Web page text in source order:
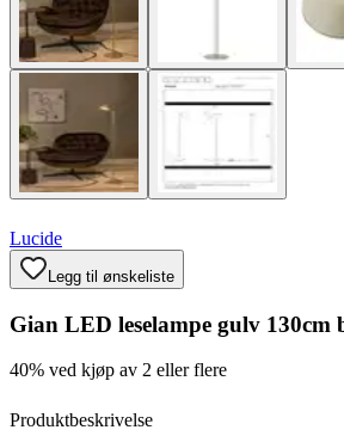
Lucide
Legg til ønskeliste
Gian LED leselampe gulv 130cm
40% ved kjøp av 2 eller flere
Produktbeskrivelse